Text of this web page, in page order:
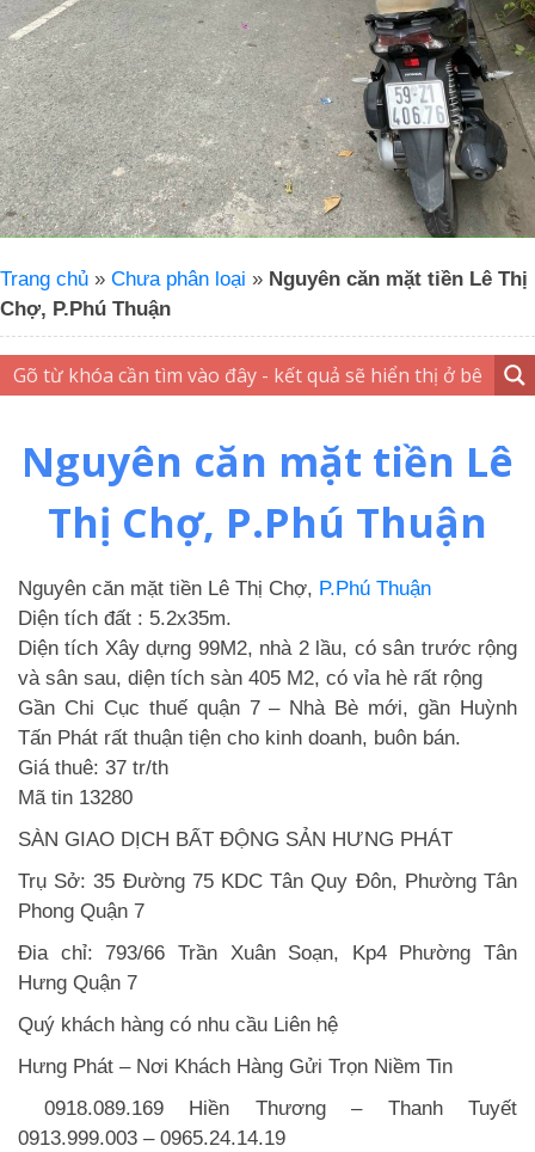
Trang chủ » Chưa phân loại » Nguyên căn mặt tiền Lê Thị
Chợ, P.Phú Thuận
Nguyên căn mặt tiền Lê
Thị Chợ, P.Phú Thuận
Nguyên căn mặt tiền Lê Thị Chợ, P.Phú Thuận
Diện tích đất : 5.2x35m.
Diện tích Xây dựng 99M2, nhà 2 lầu, có sân trước rộng
và sân sau, diện tích sàn 405 M2, có vỉa hè rất rộng
Gần Chi Cục thuế quận 7 – Nhà Bè mới, gần Huỳnh
Tấn Phát rất thuận tiện cho kinh doanh, buôn bán.
Giá thuê: 37 tr/th
Mã tin 13280
SÀN GIAO DỊCH BẤT ĐỘNG SẢN HƯNG PHÁT
Trụ Sở: 35 Đường 75 KDC Tân Quy Đôn, Phường Tân
Phong Quận 7
Đia chỉ: 793/66 Trần Xuân Soạn, Kp4 Phường Tân
Hưng Quận 7
Quý khách hàng có nhu cầu Liên hệ
Hưng Phát – Nơi Khách Hàng Gửi Trọn Niềm Tin
0918.089.169 Hiền Thương – Thanh Tuyết
0913.999.003 – 0965.24.14.19